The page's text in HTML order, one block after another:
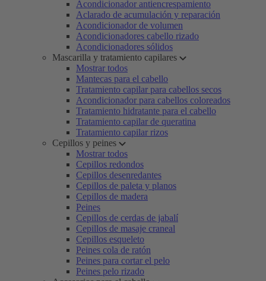
Acondicionador antiencrespamiento
Aclarado de acumulación y reparación
Acondicionador de volumen
Acondicionadores cabello rizado
Acondicionadores sólidos
Mascarilla y tratamiento capilares
Mostrar todos
Mantecas para el cabello
Tratamiento capilar para cabellos secos
Acondicionador para cabellos coloreados
Tratamiento hidratante para el cabello
Tratamiento capilar de queratina
Tratamiento capilar rizos
Cepillos y peines
Mostrar todos
Cepillos redondos
Cepillos desenredantes
Cepillos de paleta y planos
Cepillos de madera
Peines
Cepillos de cerdas de jabalí
Cepillos de masaje craneal
Cepillos esqueleto
Peines cola de ratón
Peines para cortar el pelo
Peines pelo rizado